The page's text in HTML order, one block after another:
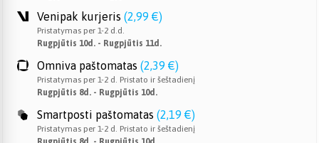
Venipak kurjeris (2,99 €)
Pristatymas per 1-2 d.d.
Rugpjūtis 10d. - Rugpjūtis 11d.
Omniva paštomatas (2,39 €)
Pristatymas per 1-2 d. Pristato ir šeštadienį
Rugpjūtis 8d. - Rugpjūtis 10d.
Smartposti paštomatas (2,19 €)
Pristatymas per 1-2 d. Pristato ir šeštadienį